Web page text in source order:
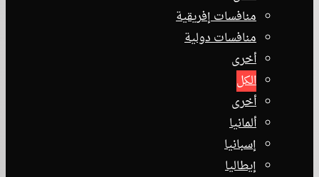
منافسات إفريقية
منافسات دولية
أخرى
الكل
أخرى
ألمانيا
إسبانيا
إيطاليا